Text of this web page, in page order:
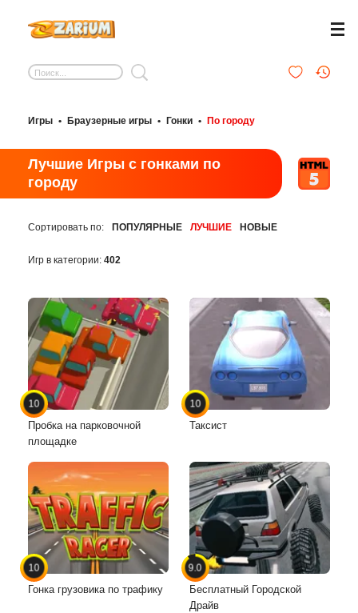
Игры • Браузерные игры • Гонки • По городу
Лучшие Игры с гонками по
городу
Сортировать по: ПОПУЛЯРНЫЕ ЛУЧШИЕ НОВЫЕ
Игр в категории: 402
10
Пробка на парковочной
площадке
10
Таксист
10
Гонка грузовика по трафику
9.0
Бесплатный Городской
Драйв